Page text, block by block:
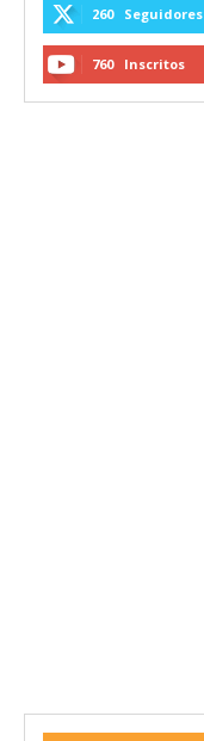
260 Seguidores
760 Inscritos